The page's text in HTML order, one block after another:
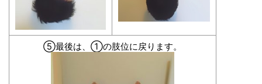
⑤最後は、①の肢位に戻ります。